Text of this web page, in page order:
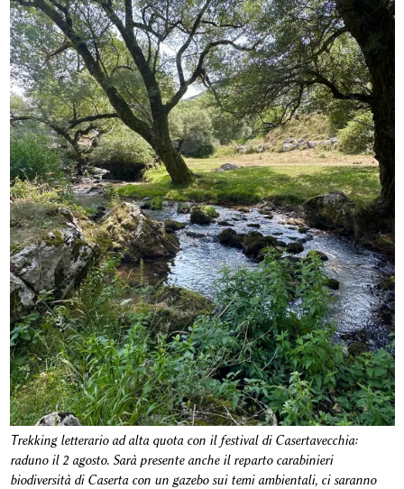
Trekking letterario ad alta quota con il festival di Casertavecchia:
raduno il 2 agosto. Sarà presente anche il reparto carabinieri
biodiversità di Caserta con un gazebo sui temi ambientali, ci saranno